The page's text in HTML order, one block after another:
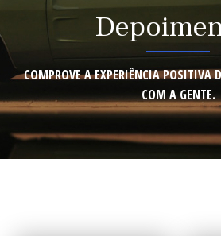
COMPROVE A EXPERIÊNCIA POSITIVA
COM A GENTE.